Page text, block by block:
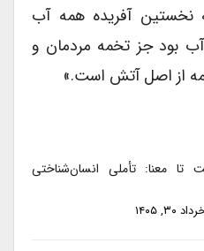
آفریده همه آب
بود جز تخمه مردمان و
از اصل آتش است.»
معنا: تأملی انسان‌شناختی
۱۴۰۵